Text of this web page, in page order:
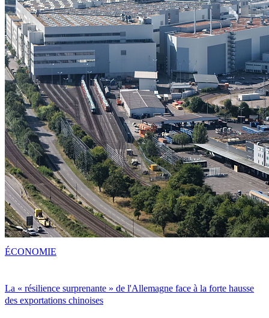
La « résilience surprenante » de l'Allemagne face à la forte hausse
des exportations chinoises
ÉCONOMIE